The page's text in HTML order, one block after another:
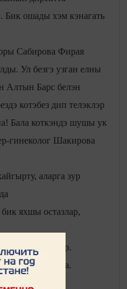
Бик ошады хэм кэнагать
Сабирова Фирая
Ул безгэ узган елны
Алтын Барс белэн
котэбез дип телэклэр
Бала коткэндэ шушы ук
гинеколог Шакирова
аларга зур
яхшы остазлар,
булмэлэр.
бергэ яши ала.
каралган